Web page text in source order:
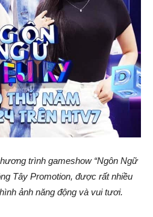
trình gameshow “Ngôn Ngữ
Tây Promotion, được rất nhiều
ảnh năng động và vui tươi.